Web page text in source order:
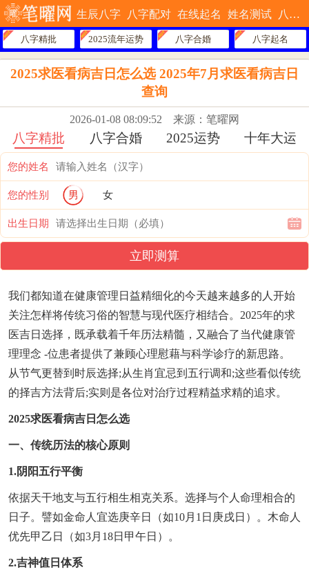
生辰八字 八字配对 在线起名 姓名测试 八字排盘
八字精批 2025流年运势 八字合婚 八字起名
2025求医看病吉日怎么选 2025年7月求医看病吉日
查询
2026-01-08 08:09:52 来源：笔曜网
八字精批 八字合婚 2025运势 十年大运
您的姓名
您的性别 男 女
出生日期
立即测算
我们都知道在健康管理日益精细化的今天越来越多的人开始
关注怎样将传统习俗的智慧与现代医疗相结合。2025年的求
医吉日选择，既承载着千年历法精髓，又融合了当代健康管
理理念 -位患者提供了兼顾心理慰藉与科学诊疗的新思路。
从节气更替到时辰选择;从生肖宜忌到五行调和;这些看似传统
的择吉方法背后;实则是各位对治疗过程精益求精的追求。
2025求医看病吉日怎么选
一、传统历法的核心原则
1.阴阳五行平衡
依据天干地支与五行相生相克关系。选择与个人命理相合的
日子。譬如金命人宜选庚辛日（如10月1日庚戌日）。木命人
优先甲乙日（如3月18日甲午日）。
2.吉神值日体系